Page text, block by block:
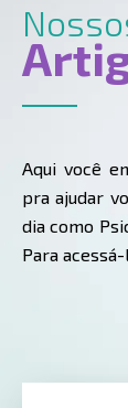
Aqui você
pra ajudar
dia como
Para